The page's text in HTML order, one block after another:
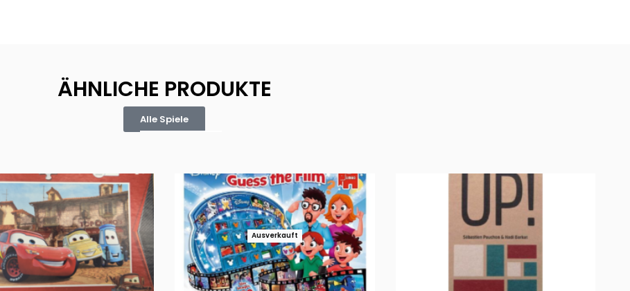
ÄHNLICHE PRODUKTE
Alle Spiele
Ausverkauft